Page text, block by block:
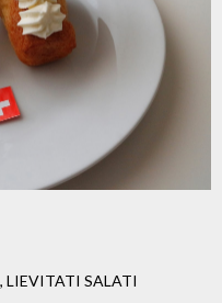
LIEVITATI SALATI